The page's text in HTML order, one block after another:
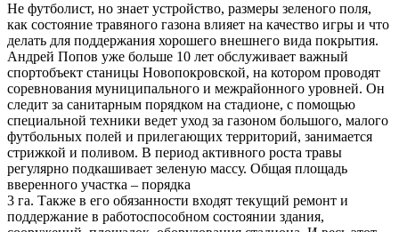
Не футболист, но знает устройство, размеры зеленого поля,
как состояние травяного газона влияет на качество игры и что
делать для поддержания хорошего внешнего вида покрытия.
Андрей Попов уже больше 10 лет обслуживает важный
спортобъект станицы Новопокровской, на котором проводят
соревнования муниципального и межрайонного уровней. Он
следит за санитарным порядком на стадионе, с помощью
специальной техники ведет уход за газоном большого, малого
футбольных полей и прилегающих территорий, занимается
стрижкой и поливом. В период активного роста травы
регулярно подкашивает зеленую массу. Общая площадь
вверенного участка – порядка
3 га. Также в его обязанности входят текущий ремонт и
поддержание в работоспособном состоянии здания,